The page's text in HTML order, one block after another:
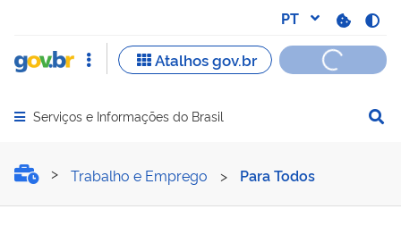
Abrir menu principal de navegação
Serviços e Informações do Brasil
Solicitar Relatório de
Trabalho e Emprego > Para Todos